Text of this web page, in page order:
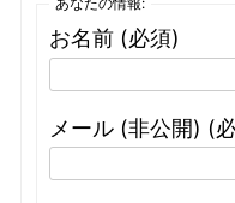
お名前 (必須)
メール (非公開) (